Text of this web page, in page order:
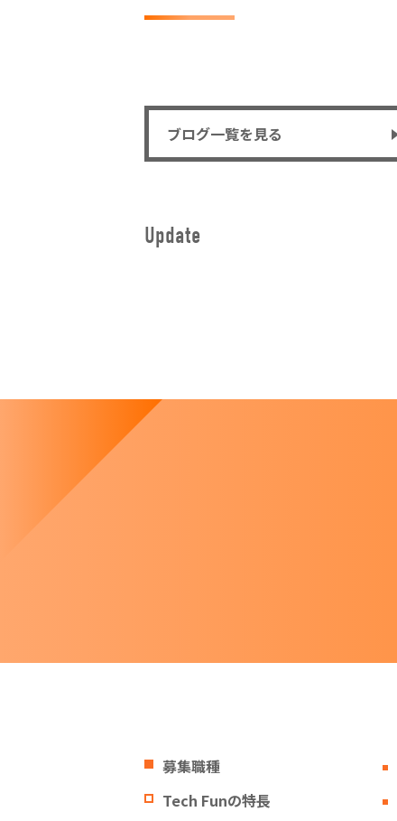
ブログ一覧を見る
Update
募集職種
Tech Funの特長